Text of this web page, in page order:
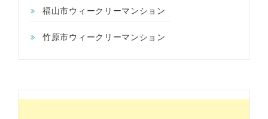
福山市ウィークリーマンション
竹原市ウィークリーマンション